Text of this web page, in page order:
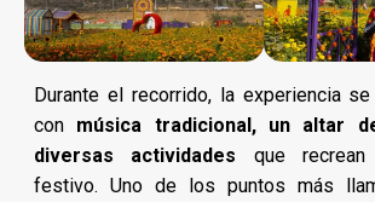
Durante el recorrido, la experiencia
con música tradicional, un altar
diversas actividades que
festivo. Uno de los puntos más